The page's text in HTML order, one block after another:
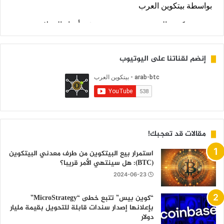
إنضم لقناتنا على اليوتيوب
مقالات قد تعجبك!
استمرار بيع البيتكوين من طرف معدني البيتكوين
(BTC): هل سينتهي الأمر قريبا؟
2024-06-23
“كوين بيس” تتبع خطى “MicroStrategy”
بإعلانها إصدار سندات قابلة للتحويل بقيمة مليار
دولار